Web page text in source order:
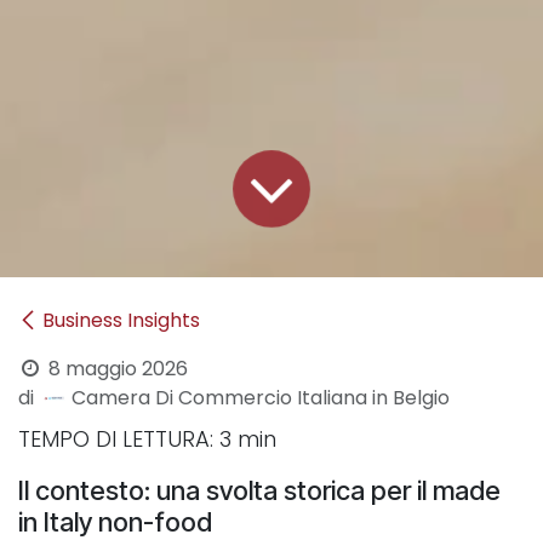
Business Insights
8 maggio 2026
di
Camera Di Commercio Italiana in Belgio
TEMPO DI LETTURA: 3 min
Il contesto: una svolta storica per il made
in Italy non-food